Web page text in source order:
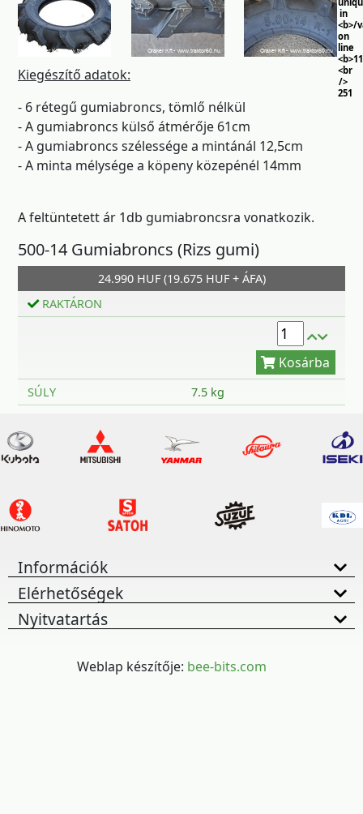
in
<b>/
on
line
<br
/>
251
Kiegészítő adatok:
- 6 rétegű gumiabroncs, tömlő nélkül
- A gumiabroncs külső átmérője 61cm
- A gumiabroncs szélessége a mintánál 12,5cm
- A minta mélysége a köpeny közepénél 14mm
A feltüntetett ár 1db gumiabroncsra vonatkozik.
500-14 Gumiabroncs (Rizs gumi)
24.990 HUF (19.675 HUF + ÁFA)
RAKTÁRON
Kosárba
SÚLY 7.5 kg
Információk
Elérhetőségek
Nyitvatartás
Weblap készítője: bee-bits.com